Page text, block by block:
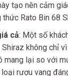
tạo nên cảm
Rato Bin 68
cả: Một số
không chỉ
mang lại so với
rượu vang